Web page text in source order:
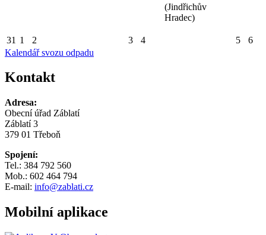
(Jindřichův
Hradec)
31 1 2 3 4 5
6
Kalendář svozu odpadu
Kontakt
Adresa:
Obecní úřad Záblatí
Záblatí 3
379 01 Třeboň
Spojení:
Tel.: 384 792 560
Mob.: 602 464 794
E-mail: info@zablati.cz
Mobilní aplikace